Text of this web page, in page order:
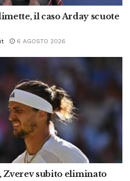
il caso Arday scuote
6 AGOSTO 2026
Zverev subito eliminato